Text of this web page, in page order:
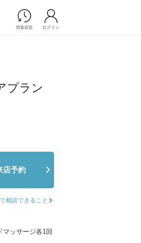
ト撮影
プ一覧
プラン
店予約
相談できること
マッサージ各1回